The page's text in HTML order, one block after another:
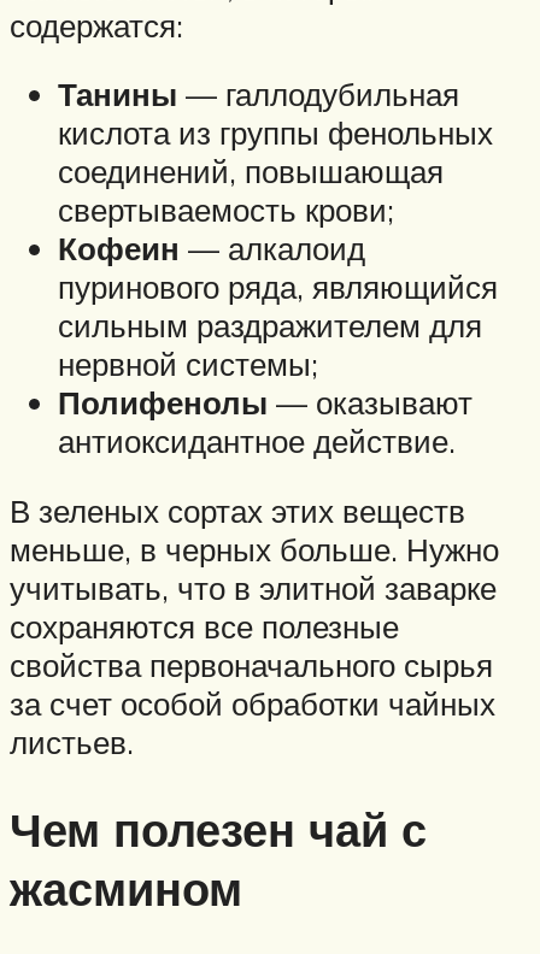
содержатся:
Танины — галлодубильная
кислота из группы фенольных
соединений, повышающая
свертываемость крови;
Кофеин — алкалоид
пуринового ряда, являющийся
сильным раздражителем для
нервной системы;
Полифенолы — оказывают
антиоксидантное действие.
В зеленых сортах этих веществ
меньше, в черных больше. Нужно
учитывать, что в элитной заварке
сохраняются все полезные
свойства первоначального сырья
за счет особой обработки чайных
листьев.
Чем полезен чай с
жасмином